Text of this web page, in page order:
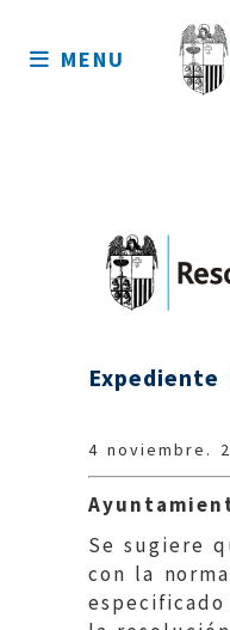
sitio
MENU
Expediente
4 noviembre.
Se sugiere
con la